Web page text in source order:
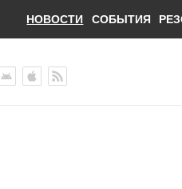
НОВОСТИ СОБЫТИЯ